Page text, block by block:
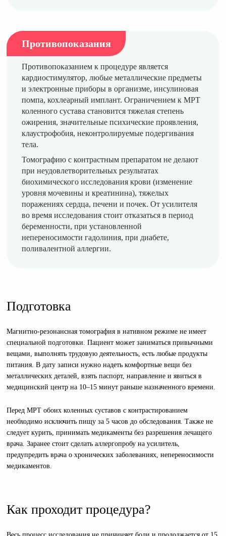
Противопоказания
Противопоказанием к процедуре является
кардиостимулятор, любые металлические предметы
и электронные приборы в организме, инсулиновая
помпа, кохлеарный имплант. Ограничением к МРТ
коленного сустава становится тяжелая степень
ожирения, значительные психические проявления,
клаустрофобия, неконтролируемые подергивания
тела.
Томографию с контрастным препаратом не делают
при неудовлетворительных результатах
биохимического исследования крови (изменение
уровня мочевины и креатинина), тяжелых
поражениях сердца, печени и почек. От усилителя
во время исследования стоит отказаться в период
беременности, при установленной
непереносимости гадолиния, при диабете,
поливалентной аллергии.
Подготовка
Магнитно-резонансная томография в нативном режиме не имеет
специальной подготовки. Пациент может заниматься привычными
вещами, выполнять трудовую деятельность, есть любые продукты
питания. В дату записи нужно надеть комфортные вещи без
металлических деталей, взять паспорт, направление и явиться в
медицинский центр на 10–15 минут раньше назначенного времени.
Перед МРТ обоих коленных суставов с контрастированием
необходимо исключить пищу за 5 часов до обследования. Также не
следует курить, принимать медикаменты без разрешения лечащего
врача. Заранее стоит сделать аллергопробу на усилитель,
предупредить врача о хронических заболеваниях, непереносимости
медикаментов.
Как проходит процедура?